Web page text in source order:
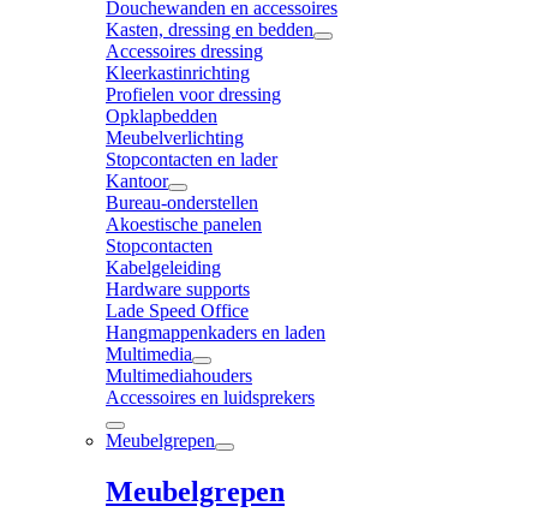
Douchewanden en accessoires
Kasten, dressing en bedden
Accessoires dressing
Kleerkastinrichting
Profielen voor dressing
Opklapbedden
Meubelverlichting
Stopcontacten en lader
Kantoor
Bureau-onderstellen
Akoestische panelen
Stopcontacten
Kabelgeleiding
Hardware supports
Lade Speed Office
Hangmappenkaders en laden
Multimedia
Multimediahouders
Accessoires en luidsprekers
Meubelgrepen
Meubelgrepen